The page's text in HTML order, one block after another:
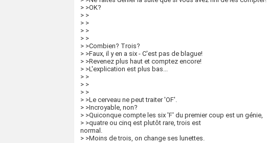
> >OK?
> >
> >
> >
> >
> >Combien? Trois?
> >Faux, il y en a six - C'est pas de blague!
> >Revenez plus haut et comptez encore!
> >L'explication est plus bas...
> >
> >
> >
> >Le cerveau ne peut traiter 'OF'.
> >Incroyable, non?
> >Quiconque compte les six 'F' du premier coup est un génie,
> >quatre ou cinq est plutôt rare, trois est
normal.
> >Moins de trois, on change ses lunettes.